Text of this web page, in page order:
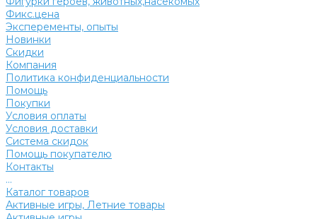
Фикс.цена
Эксперементы, опыты
Новинки
Скидки
Компания
Политика конфиденциальности
Помощь
Покупки
Условия оплаты
Условия доставки
Система скидок
Помощь покупателю
Контакты
...
Каталог товаров
Активные игры, Летние товары